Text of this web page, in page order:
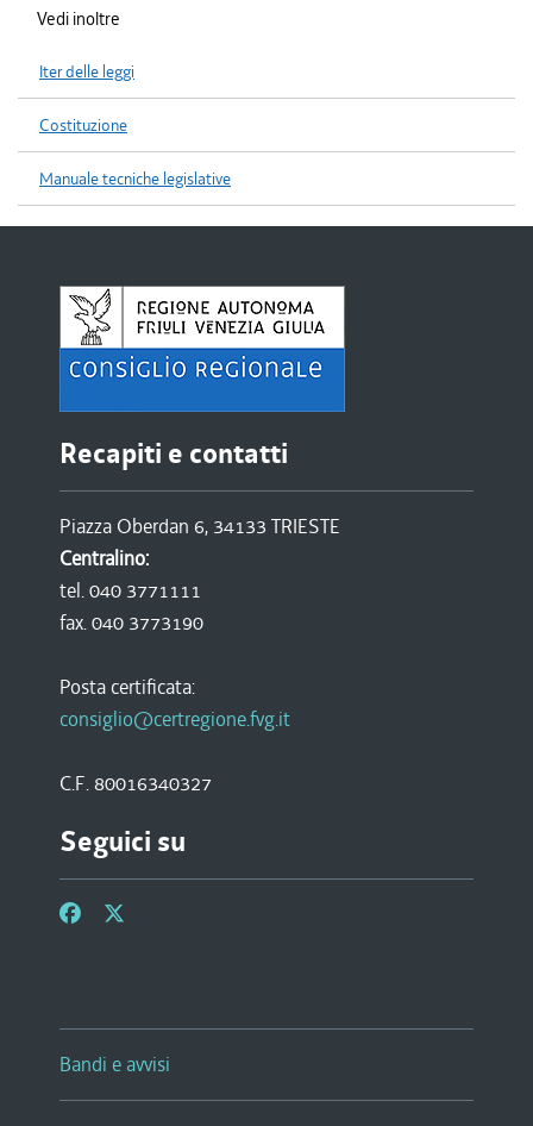
Vedi inoltre
Iter delle leggi
Costituzione
Manuale tecniche legislative
Recapiti e contatti
Piazza Oberdan 6, 34133 TRIESTE
Centralino:
tel. 040 3771111
fax. 040 3773190
Posta certificata:
consiglio@certregione.fvg.it
C.F. 80016340327
Seguici su
Bandi e avvisi